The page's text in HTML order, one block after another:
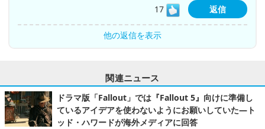
17 返信
他の返信を表示
関連ニュース
ドラマ版「Fallout」では『Fallout 5』向けに準備し
ているアイデアを使わないようにお願いしていた―ト
ッド・ハワードが海外メディアに回答